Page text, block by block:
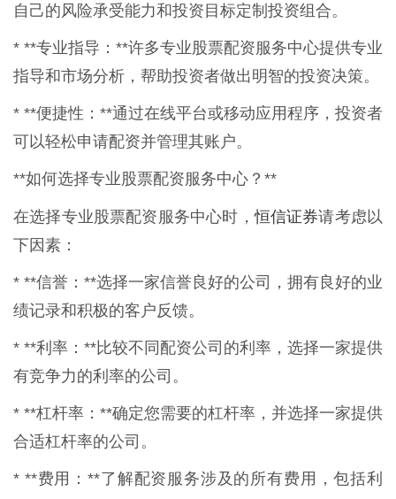
自己的风险承受能力和投资目标定制投资组合。
* **专业指导：**许多专业股票配资服务中心提供专业
指导和市场分析，帮助投资者做出明智的投资决策。
* **便捷性：**通过在线平台或移动应用程序，投资者
可以轻松申请配资并管理其账户。
**如何选择专业股票配资服务中心？**
在选择专业股票配资服务中心时，恒信证券请考虑以
下因素：
* **信誉：**选择一家信誉良好的公司，拥有良好的业
绩记录和积极的客户反馈。
* **利率：**比较不同配资公司的利率，选择一家提供
有竞争力的利率的公司。
* **杠杆率：**确定您需要的杠杆率，并选择一家提供
合适杠杆率的公司。
* **费用：**了解配资服务涉及的所有费用，包括利